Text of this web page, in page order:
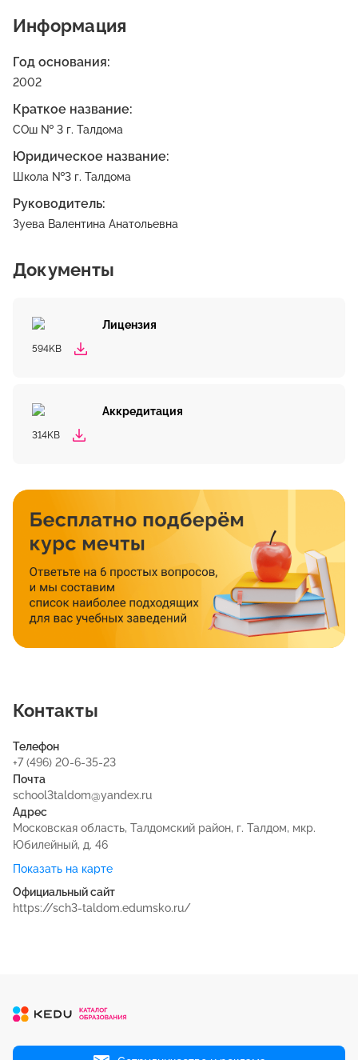
Информация
Год основания:
2002
Краткое название:
СОш № 3 г. Талдома
Юридическое название:
Школа №3 г. Талдома
Руководитель:
Зуева Валентина Анатольевна
Документы
Лицензия
594KB
Аккредитация
314KB
Контакты
Телефон
+7 (496) 20-6-35-23
Почта
school3taldom@yandex.ru
Адрес
Московская область, Талдомский район, г. Талдом, мкр.
Юбилейный, д. 46
Показать на карте
Официальный сайт
https://sch3-taldom.edumsko.ru/